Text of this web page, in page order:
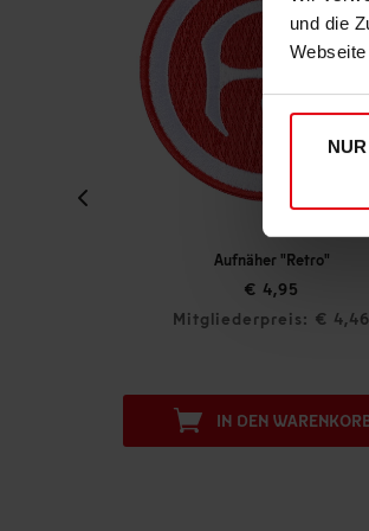
und die
Aufnäher "Retro"
€ 4,95
Mitgliederpreis: € 4,46
IN DEN